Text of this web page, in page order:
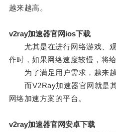
越来越高。
v2ray加速器官网ios下载
尤其是在进行网络游戏、观
作时，如果网络速度较慢，将
为了满足用户需求，越来越
而V2Ray加速器官网就是其
网络加速方案的平台。
v2ray加速器官网安卓下载